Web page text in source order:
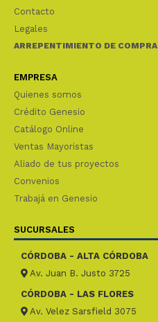
Contacto
Legales
ARREPENTIMIENTO DE COMPRA
EMPRESA
Quienes somos
Crédito Genesio
Catálogo Online
Ventas Mayoristas
Aliado de tus proyectos
Convenios
Trabajá en Genesio
SUCURSALES
CÓRDOBA - ALTA CÓRDOBA
Av. Juan B. Justo 3725
CÓRDOBA - LAS FLORES
Av. Velez Sarsfield 3075